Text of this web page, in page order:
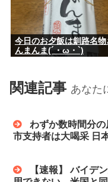
今日のお夕飯は釧路名物
んまんま(´・ω・`)
関連記事 あなた
市支持者は大喝采 日